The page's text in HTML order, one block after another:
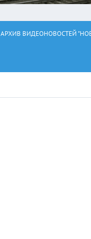
АРХИВ ВИДЕОНОВОСТЕЙ